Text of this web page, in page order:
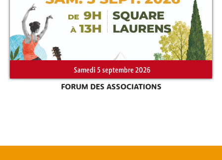
Samedi 5 septembre 2026
FORUM DES ASSOCIATIONS